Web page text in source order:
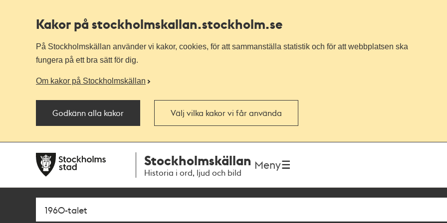
Kakor på stockholmskallan.stockholm.se
På Stockholmskällan använder vi kakor, cookies, för att sammanställa statistik och för att webbplatsen ska
fungera på ett bra sätt för dig.
Om kakor på Stockholmskällan
Godkänn alla kakor Välj vilka kakor vi får använda
navigationen
huvudinnehållet
Stockholmskällan
Historia i ord, ljud och bild
Meny
Sök